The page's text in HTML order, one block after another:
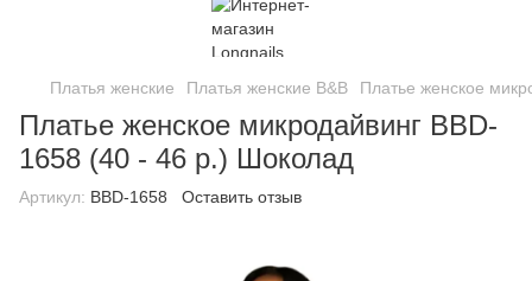
Платья женские Платья женские B&B Платье женское
Платье женское микродайвинг BBD-
1658 (40 - 46 р.) Шоколад
Артикул: BBD-1658 Оставить отзыв